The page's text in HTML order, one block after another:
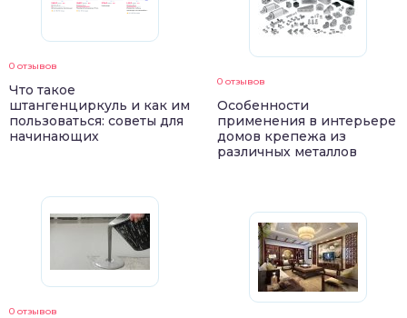
0 отзывов
Что такое
штангенциркуль и как им
пользоваться: советы для
начинающих
0 отзывов
0 отзывов
Особенности
применения в интерьере
домов крепежа из
различных металлов